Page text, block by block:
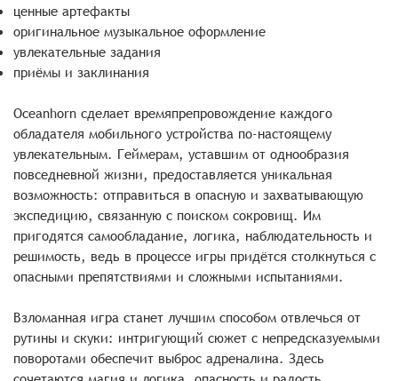
ценные артефакты
оригинальное музыкальное оформление
увлекательные задания
приёмы и заклинания
Oceanhorn сделает времяпрепровождение каждого
обладателя мобильного устройства по-настоящему
увлекательным. Геймерам, уставшим от однообразия
повседневной жизни, предоставляется уникальная
возможность: отправиться в опасную и захватывающую
экспедицию, связанную с поиском сокровищ. Им
пригодятся самообладание, логика, наблюдательность и
решимость, ведь в процессе игры придётся столкнуться с
опасными препятствиями и сложными испытаниями.
Взломанная игра станет лучшим способом отвлечься от
рутины и скуки: интригующий сюжет с непредсказуемыми
поворотами обеспечит выброс адреналина. Здесь